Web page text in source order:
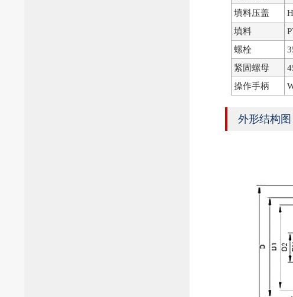
填料压盖
填料
螺栓
紧固螺母
操作手柄
外形结构图